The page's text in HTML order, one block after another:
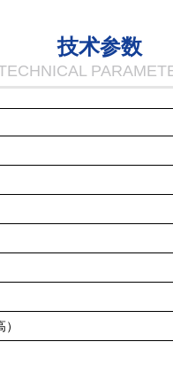
技术参数